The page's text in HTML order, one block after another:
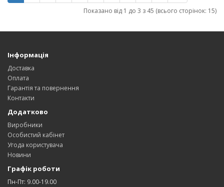
Показано від 1 до 3 з 45 (всього сторінок: 15)
Інформація
Доставка
Оплата
Гарантія та повернення
Контакти
Додатково
Виробники
Особистий кабінет
Угода користувача
Новини
Графік роботи
Пн-Пт: 9.00-19.00